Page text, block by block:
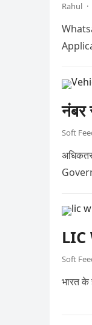
Rahul ·
नंबर
Soft
LIC
Soft
भारत के